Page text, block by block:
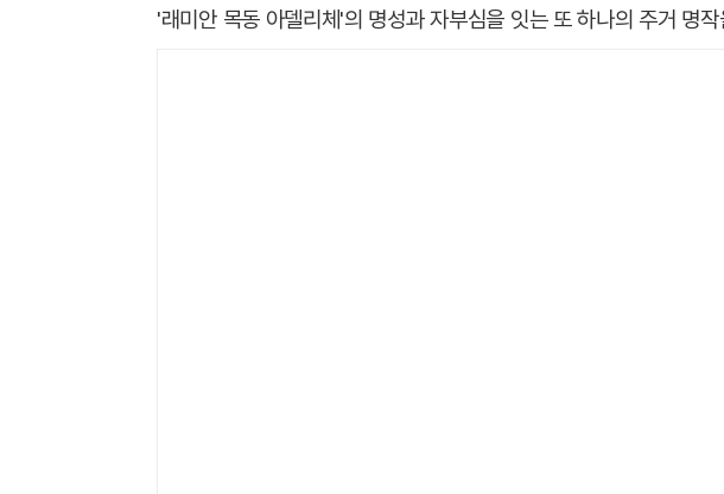
'래미안 목동 아델리체'의 명성과 자부심을 잇는 또 하나의 주거 명